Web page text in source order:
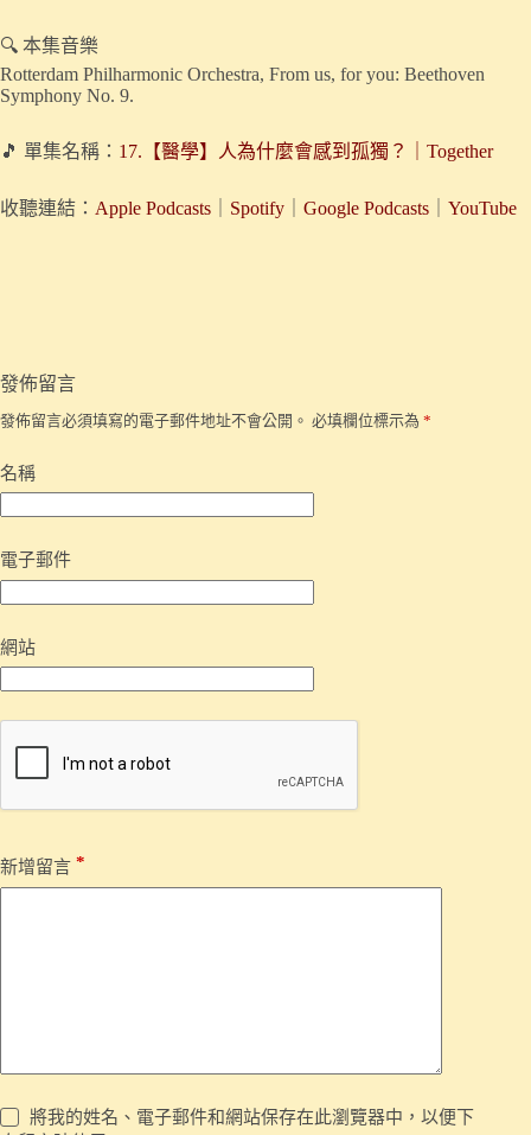
🔍 本集音樂
Rotterdam Philharmonic Orchestra, From us, for you: Beethoven
Symphony No. 9.
🎵 單集名稱： 17.【醫學】人為什麼會感到孤獨？｜Together
收聽連結： Apple Podcasts Spotify Google Podcasts YouTube
發佈留言
發佈留言必須填寫的電子郵件地址不會公開。 必填欄位標示為 *
名稱
電子郵件
網站
新增留言 *
將我的姓名、電子郵件和網站保存在此瀏覽器中，以便下